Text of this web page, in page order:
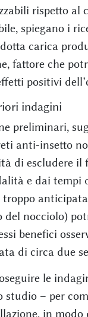
rispetto al
spiegano i
carica
fattore che
positivi
indagini
preliminari,
anti-insetto
di escludere il
e dai tempi
troppo
del nocciolo)
benefici
di circa due
le
– per
in modo